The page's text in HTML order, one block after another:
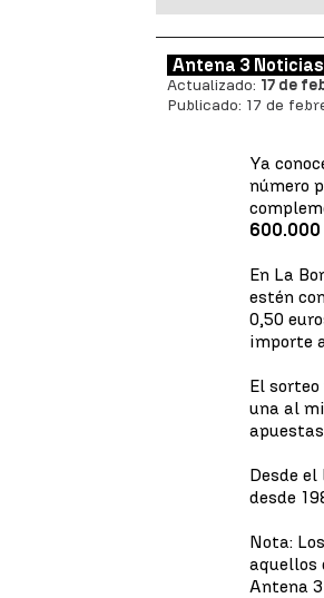
Antena 3 Noticias
Actualizado: 17 de
Publicado: 17 de
Ya
número
En La
estén
0,50
importe
El
una al
Desde
desde
Nota:
aquellos
Antena